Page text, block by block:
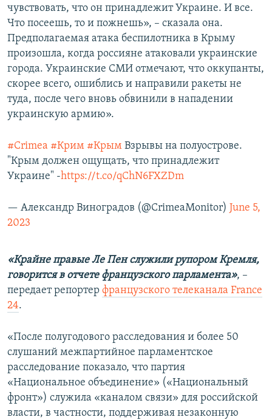
чувствовать, что он принадлежит Украине. И все.
Что посеешь, то и пожнешь», – сказала она.
Предполагаемая атака беспилотника в Крыму
произошла, когда россияне атаковали украинские
города. Украинские СМИ отмечают, что оккупанты,
скорее всего, ошиблись и направили ракеты не
туда, после чего вновь обвинили в нападении
украинскую армию».
#Crimea #Крим #Крым Взрывы на полуострове.
"Крым должен ощущать, что принадлежит
Украине" -https://t.co/qChN6FXZDm
— Александр Виноградов (@CrimeaMonitor) June 5,
2023
«Крайне правые Ле Пен служили рупором Кремля,
говорится в отчете французского парламента», –
передает репортер французского телеканала France
24.
«После полугодового расследования и более 50
слушаний межпартийное парламентское
расследование показало, что партия
«Национальное объединение» («Национальный
фронт») служила «каналом связи» для российской
власти, в частности, поддерживая незаконную